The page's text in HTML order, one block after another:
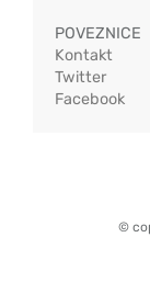
POVEZNICE
Kontakt
Twitter
Facebook
©